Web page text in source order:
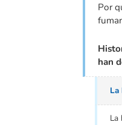
Por
fumar
han
La
La